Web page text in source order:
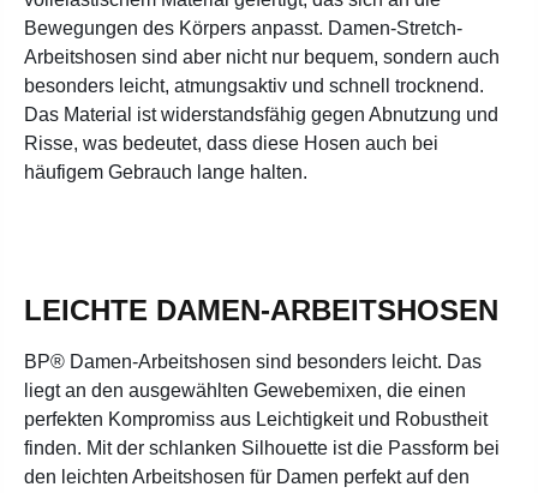
Bewegungen des Körpers anpasst. Damen-Stretch-
Arbeitshosen sind aber nicht nur bequem, sondern auch
besonders leicht, atmungsaktiv und schnell trocknend.
Das Material ist widerstandsfähig gegen Abnutzung und
Risse, was bedeutet, dass diese Hosen auch bei
häufigem Gebrauch lange halten.
LEICHTE DAMEN-ARBEITSHOSEN
BP® Damen-Arbeitshosen sind besonders leicht. Das
liegt an den ausgewählten Gewebemixen, die einen
perfekten Kompromiss aus Leichtigkeit und Robustheit
finden. Mit der schlanken Silhouette ist die Passform bei
den leichten Arbeitshosen für Damen perfekt auf den